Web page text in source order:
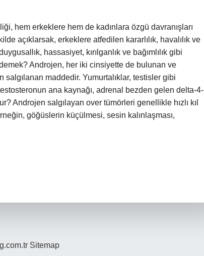
hem erkeklere hem de kadınlara özgü davranışları
açıklarsak, erkeklere atfedilen kararlılık, havalılık ve
hassasiyet, kırılganlık ve bağımlılık gibi
Androjen, her iki cinsiyette de bulunan ve
maddedir. Yumurtalıklar, testisler gibi
ana kaynağı, adrenal bezden gelen delta-4-
Androjen salgılayan over tümörleri genellikle hızlı kıl
göğüslerin küçülmesi, sesin kalınlaşması,
Sitemap